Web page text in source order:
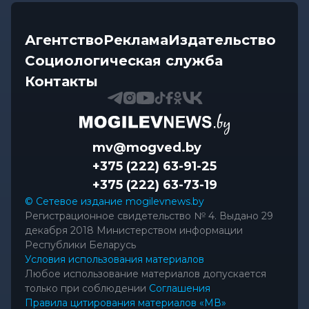
АгентствоРекламаИздательство
Социологическая служба
Контакты
mv@mogved.by
+375 (222) 63-91-25
+375 (222) 63-73-19
© Сетевое издание mogilevnews.by
Регистрационное свидетельство № 4. Выдано 29
декабря 2018 Министерством информации
Республики Беларусь
Условия использования материалов
Любое использование материалов допускается
только при соблюдении Соглашения
Правила цитирования материалов «МВ»